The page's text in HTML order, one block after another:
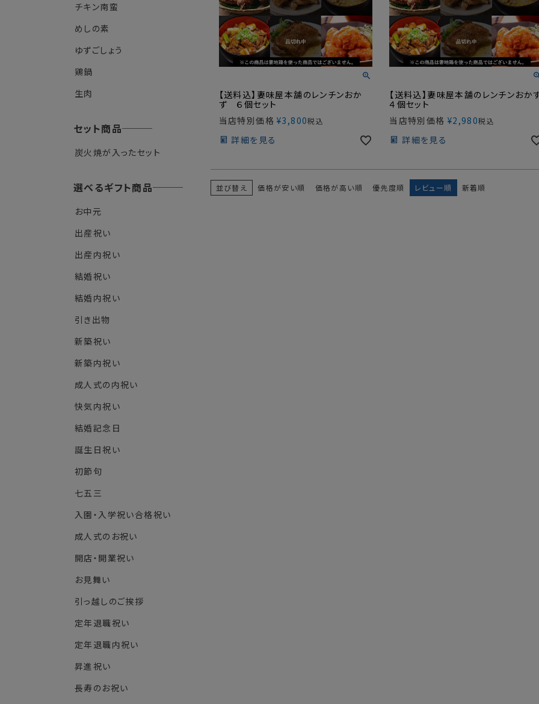
チキン南蛮
めしの素
ゆずごしょう
鶏鍋
生肉
セット商品
炭火焼が入ったセット
選べるギフト商品
お中元
出産祝い
出産内祝い
結婚祝い
結婚内祝い
引き出物
新築祝い
新築内祝い
成人式の内祝い
快気内祝い
結婚記念日
誕生日祝い
初節句
七五三
入園・入学祝い合格祝い
成人式のお祝い
開店・開業祝い
お見舞い
引っ越しのご挨拶
定年退職祝い
定年退職内祝い
昇進祝い
長寿のお祝い
【送料込】妻味屋本舗のレンチンおか
ず ６個セット
当店特別価格 ¥3,800税込
詳細を見る
【送料込】妻味屋本舗のレンチンおか
４個セット
当店特別価格 ¥2,980税込
詳細を見る
並び替え 価格が安い順 価格が高い順 優先度順 レビュー順 新着順